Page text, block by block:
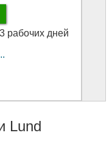
рабочих дней
Lund